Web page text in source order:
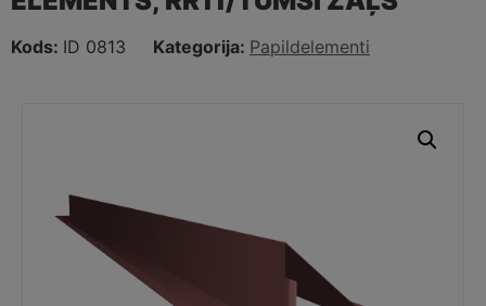
Kods: ID 0813 Kategorija: Papildelementi